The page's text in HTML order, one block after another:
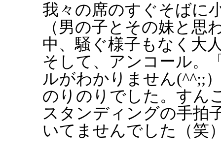
我々の席のすぐそばに
（男の子とその妹と思
中、騒ぐ様子もなく大
そして、アンコール。
ルがわかりません(^^;;
のりのりでした。すん
スタンディングの手拍
いてませんでした（笑